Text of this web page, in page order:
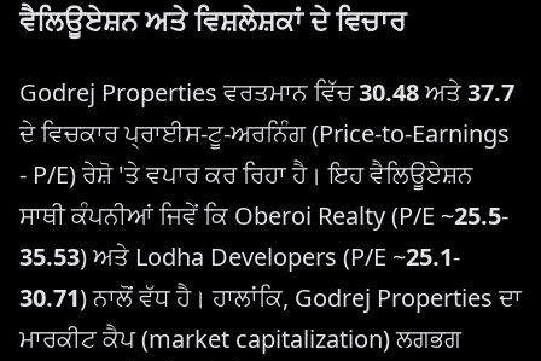
ਵੈਲਿਊਏਸ਼ਨ ਅਤੇ ਵਿਸ਼ਲੇਸ਼ਕਾਂ ਦੇ ਵਿਚਾਰ
Godrej Properties ਵਰਤਮਾਨ ਵਿੱਚ30.48ਅਤੇ37.7
ਦੇ ਵਿਚਕਾਰ ਪ੍ਰਾਈਸ-ਟੂ-ਅਰਨਿੰਗ (Price-to-Earnings
- P/E) ਰੇਸ਼ੋ 'ਤੇ ਵਪਾਰ ਕਰ ਰਿਹਾ ਹੈ। ਇਹ ਵੈਲਿਊਏਸ਼ਨ
ਸਾਥੀ ਕੰਪਨੀਆਂ ਜਿਵੇਂ ਕਿ Oberoi Realty (P/E ~25.5-
35.53) ਅਤੇ Lodha Developers (P/E ~25.1-
30.71) ਨਾਲੋਂ ਵੱਧ ਹੈ। ਹਾਲਾਂਕਿ, Godrej Properties ਦਾ
ਮਾਰਕੀਟ ਕੈਪ (market capitalization) ਲਗਭਗ